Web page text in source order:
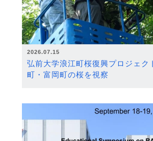
2026.07.15
弘前大学浪江町桜復興プロジェ
町・富岡町の桜を視察